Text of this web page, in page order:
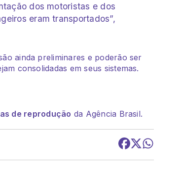
dos motoristas e dos
eram transportados”,
ainda preliminares e poderão ser
consolidadas em seus sistemas.
de reprodução da Agência Brasil.